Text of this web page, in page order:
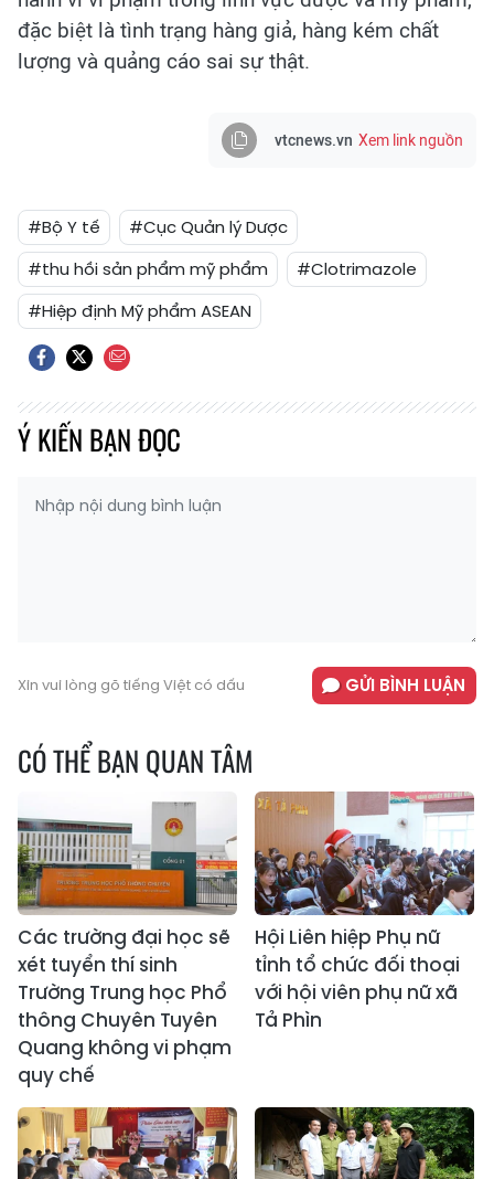
đặc biệt là tình trạng hàng giả, hàng kém chất
lượng và quảng cáo sai sự thật.
vtcnews.vn Xem link nguồn
#Bộ Y tế
#Cục Quản lý Dược
#thu hồi sản phẩm mỹ phẩm
#Clotrimazole
#Hiệp định Mỹ phẩm ASEAN
Ý KIẾN BẠN ĐỌC
Xin vui lòng gõ tiếng Việt có dấu GỬI BÌNH LUẬN
CÓ THỂ BẠN QUAN TÂM
Các trường đại học sẽ
xét tuyển thí sinh
Trường Trung học Phổ
thông Chuyên Tuyên
Quang không vi phạm
quy chế
Hội Liên hiệp Phụ nữ
tỉnh tổ chức đối thoại
với hội viên phụ nữ xã
Tả Phìn